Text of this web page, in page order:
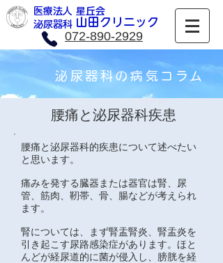
医療法人 星丘会
​山田クリニック
​泌尿器科
072-890-2929
泌尿器科の病気コラム
腰痛と泌尿器科疾患
腰痛と泌尿器科的疾患について述べたい
と思います。
痛みを発する臓器または器官は腎、尿
管、筋肉、靭帯、骨、腸などが考えられ
ます。
腎については、まず腎盂腎炎、腎盂炎を
引き起こす尿路感染症があります。ほと
んどが経尿道的に菌が侵入し、膀胱を経